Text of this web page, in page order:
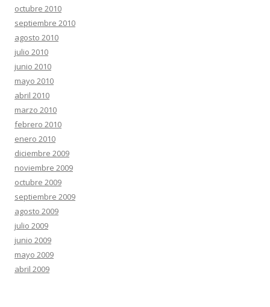
octubre 2010
septiembre 2010
agosto 2010
julio 2010
junio 2010
mayo 2010
abril 2010
marzo 2010
febrero 2010
enero 2010
diciembre 2009
noviembre 2009
octubre 2009
septiembre 2009
agosto 2009
julio 2009
junio 2009
mayo 2009
abril 2009